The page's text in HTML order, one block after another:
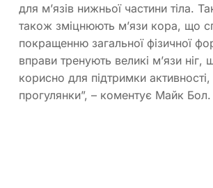
для м’язів нижньої частини тіла.
також зміцнюють м’язи кора, що
покращенню загальної фізичної
вправи тренують великі м’язи
корисно для підтримки активності,
прогулянки”, – коментує Майк Бол.